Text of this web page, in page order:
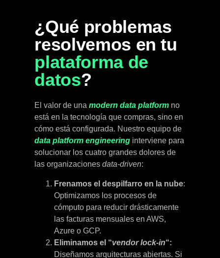
¿Qué problemas
resolvemos en tu
plataforma de
datos?
El valor de unamodern data platform no
está en la tecnología que compras, sino en
cómo está configurada. Nuestro equipo de
data platform engineering interviene para
solucionar los cuatro grandes dolores de
las organizacionesdata-driven:
Frenamos el despilfarro en la nube:
Optimizamos los procesos de
cómputo para reducir drásticamente
las facturas mensuales en AWS,
Azure o GCP.
Eliminamos el “vendor lock-in“:
Diseñamos arquitecturas abiertas. Si